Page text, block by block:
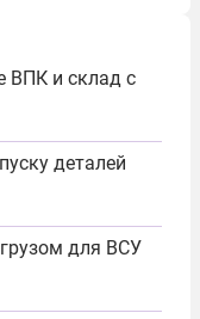
ВПК и склад с
деталей
для ВСУ